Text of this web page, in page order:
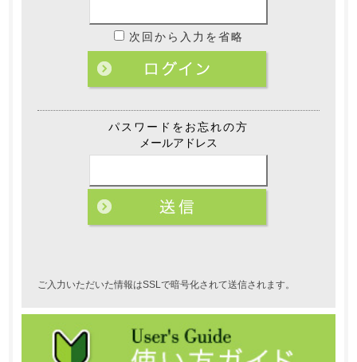
次回から入力を省略
パスワードをお忘れの方
メールアドレス
ご入力いただいた情報はSSLで暗号化されて送信されます。